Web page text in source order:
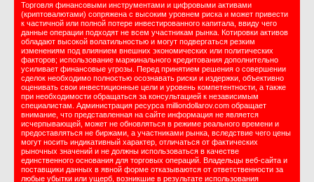
Торговля финансовыми инструментами и цифровыми активами
(криптовалютами) сопряжена с высоким уровнем риска и может привести
к частичной или полной потере инвестированного капитала, ввиду чего
данные операции подходят не всем участникам рынка. Котировки активов
обладают высокой волатильностью и могут подвергаться резким
изменениям под влиянием внешних экономических или политических
факторов; использование маржинального кредитования дополнительно
усиливает финансовые угрозы. Перед принятием решения о совершении
сделок необходимо полностью осознавать риски и издержки, объективно
оценивать свои инвестиционные цели и уровень компетентности, а также
при необходимости обращаться за консультацией к независимым
специалистам. Администрация ресурса milliondollarov.com обращает
внимание, что представленная на сайте информация не является
исчерпывающей, может не обновляться в режиме реального времени и
предоставляться не биржами, а участниками рынка, вследствие чего цены
могут носить индикативный характер, отличаться от фактических
рыночных значений и не должны использоваться в качестве
единственного основания для торговых операций. Владельцы веб-сайта и
поставщики данных в явной форме отказываются от ответственности за
любые убытки или ущерб, возникшие в результате использования